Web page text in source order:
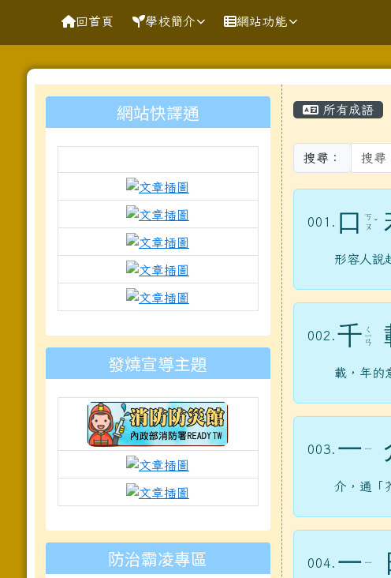
花蓮縣花蓮市明廉國民小學
導覽列回首頁 學校簡介 網站功能
左邊區域內容
網站快譯通
link to https://docs.google.com/
link to https://
link to https://
link to https://
link to https://docs.google.com/
to https://www.mleps.hlc.edu.tw/
發燒宣導主題
link to https://isafeevent.moe.edu.tw/
link to https://
link to https://padlet.com/
防治霸凌專區
主內容區
所有成語
搜尋：
001. 口
ㄎ
ㄡ ˇ
形容人說
002. 千 ㄑ
ㄧ
ㄢ
載，年的
003. 一 ㄧ
介，通「
004. 一 ㄧ
頁尾區域